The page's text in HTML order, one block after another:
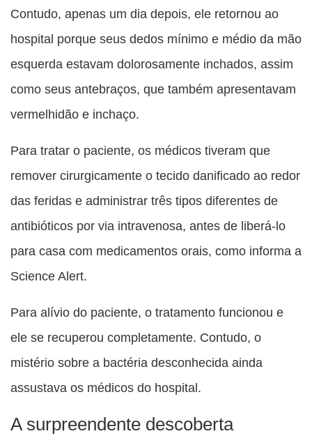
Contudo, apenas um dia depois, ele retornou ao
hospital porque seus dedos mínimo e médio da mão
esquerda estavam dolorosamente inchados, assim
como seus antebraços, que também apresentavam
vermelhidão e inchaço.
Para tratar o paciente, os médicos tiveram que
remover cirurgicamente o tecido danificado ao redor
das feridas e administrar três tipos diferentes de
antibióticos por via intravenosa, antes de liberá-lo
para casa com medicamentos orais, como informa a
Science Alert.
Para alívio do paciente, o tratamento funcionou e
ele se recuperou completamente. Contudo, o
mistério sobre a bactéria desconhecida ainda
assustava os médicos do hospital.
A surpreendente descoberta